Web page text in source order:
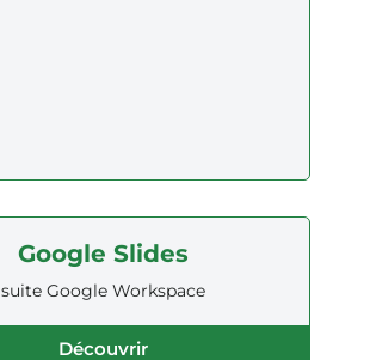
Google Slides
suite Google Workspace
Découvrir